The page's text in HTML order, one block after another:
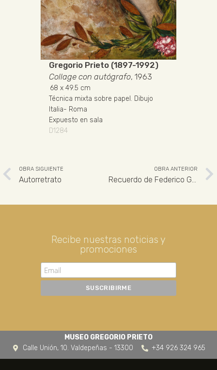
Gregorio Prieto (1897-1992)
Collage con autógrafo, 1963
68 x 49.5 cm
Técnica mixta sobre papel . Dibujo
Italia- Roma
Expuesto en sala
D1284
OBRA SIGUIENTE
Autorretrato
OBRA ANTERIOR
Recuerdo de Federico García Lorca
Recibe nuestras noticias y
promociones
MUSEO GREGORIO PRIETO
Calle Unión, 10. Valdepeñas - 13300
+34 926 324 965